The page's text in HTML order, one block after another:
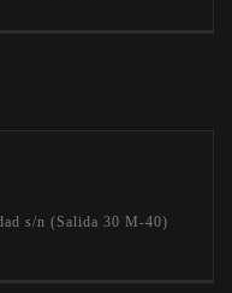
s/n (Salida 30 M-40)